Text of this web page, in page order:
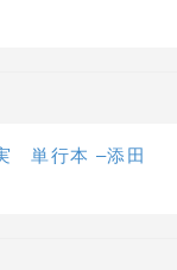
単行本 –添田